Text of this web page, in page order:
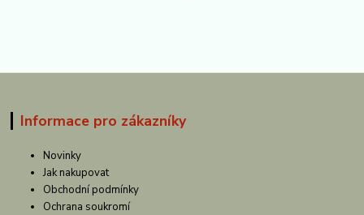
Informace pro zákazníky
Novinky
Jak nakupovat
Obchodní podmínky
Ochrana soukromí